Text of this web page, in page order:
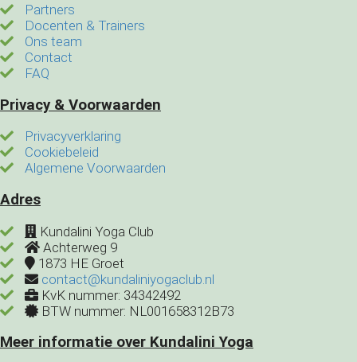
Partners
Docenten & Trainers
Ons team
Contact
FAQ
Privacy & Voorwaarden
Privacyverklaring
Cookiebeleid
Algemene Voorwaarden
Adres
Kundalini Yoga Club
Achterweg 9
1873 HE Groet
contact@kundaliniyogaclub.nl
KvK nummer: 34342492
BTW nummer: NL001658312B73
Meer informatie over Kundalini Yoga